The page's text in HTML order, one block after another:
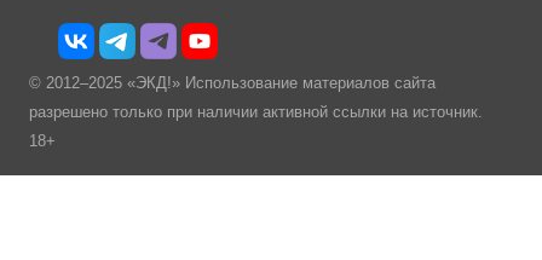
© 2012–2025 «ЭКД!» Использование материалов сайта
разрешено только при наличии активной ссылки на источник.
18+